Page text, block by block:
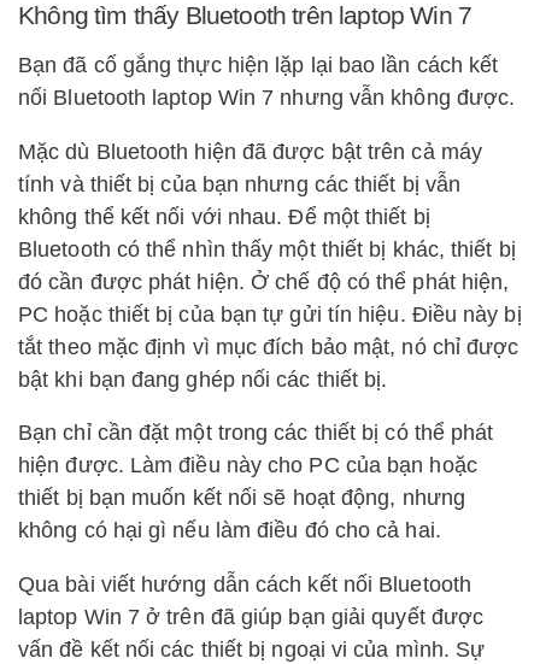
Không tìm thấy Bluetooth trên laptop Win 7
Bạn đã cố gắng thực hiện lặp lại bao lần cách kết
nối Bluetooth laptop Win 7 nhưng vẫn không được.
Mặc dù Bluetooth hiện đã được bật trên cả máy
tính và thiết bị của bạn nhưng các thiết bị vẫn
không thể kết nối với nhau. Để một thiết bị
Bluetooth có thể nhìn thấy một thiết bị khác, thiết bị
đó cần được phát hiện. Ở chế độ có thể phát hiện,
PC hoặc thiết bị của bạn tự gửi tín hiệu. Điều này bị
tắt theo mặc định vì mục đích bảo mật, nó chỉ được
bật khi bạn đang ghép nối các thiết bị.
Bạn chỉ cần đặt một trong các thiết bị có thể phát
hiện được. Làm điều này cho PC của bạn hoặc
thiết bị bạn muốn kết nối sẽ hoạt động, nhưng
không có hại gì nếu làm điều đó cho cả hai.
Qua bài viết hướng dẫn cách kết nối Bluetooth
laptop Win 7 ở trên đã giúp bạn giải quyết được
vấn đề kết nối các thiết bị ngoại vi của mình. Sự